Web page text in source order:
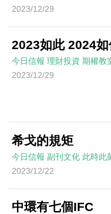
2023/12/29
2023如此 2024如
今日信報 理財投資 期權教
2023/12/29
希戈的規矩
今日信報 副刊文化 此時此
2023/12/22
中環有七個IFC